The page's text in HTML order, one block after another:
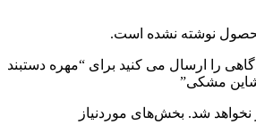
نوشته نشده است.
را ارسال می کنید برای “مهره دستبند
مشکی”
نخواهد شد. بخش‌های موردنیاز